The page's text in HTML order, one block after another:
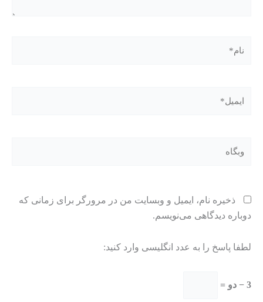
ذخیره نام، ایمیل و وبسایت من در مرورگر برای زمانی که
دوباره دیدگاهی می‌نویسم.
لطفا پاسخ را به عدد انگلیسی وارد کنید:
3 − دو =